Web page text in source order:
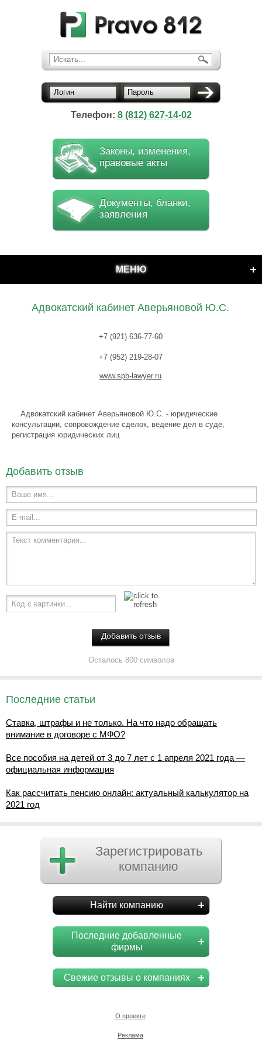
Искать...
Логин Пароль
Телефон: 8 (812) 627-14-02
Законы, изменения,
правовые акты
Документы, бланки,
заявления
МЕНЮ
Адвокатский кабинет Аверьяновой Ю.С.
+7 (921) 636-77-60
+7 (952) 219-28-07
www.spb-lawyer.ru
Адвокатский кабинет Аверьяновой Ю.С. - юридические
консультации, сопровождение сделок, ведение дел в суде,
регистрация юридических лиц
Добавить отзыв
Ваше имя...
E-mail...
Текст комментария...
Код с картинки...
Осталось 800 символов
Последние статьи
Ставка, штрафы и не только. На что надо обращать
внимание в договоре с МФО?
Все пособия на детей от 3 до 7 лет с 1 апреля 2021 года —
официальная информация
Как рассчитать пенсию онлайн: актуальный калькулятор на
2021 год
Зарегистрировать
компанию
Найти компанию
Последние добавленные
фирмы
Свежие отзывы о компаниях
О проекте
Реклама